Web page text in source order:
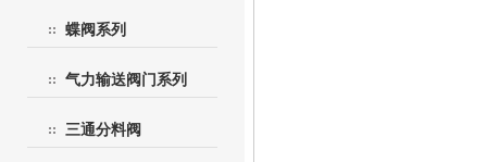
蝶阀系列
气力输送阀门系列
三通分料阀